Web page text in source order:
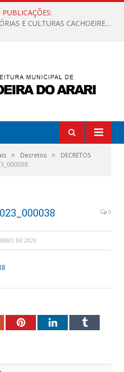
A VALORIZAÇÃO DAS HISTÓRIAS E CULTURAS CACHOEIRENSES
» Decretos »
DECRETOS
0
DE 2023
PinterestLinkedInTumblr